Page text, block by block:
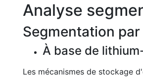
Analyse
Segmentation
À base de
Les mécanismes de stockage